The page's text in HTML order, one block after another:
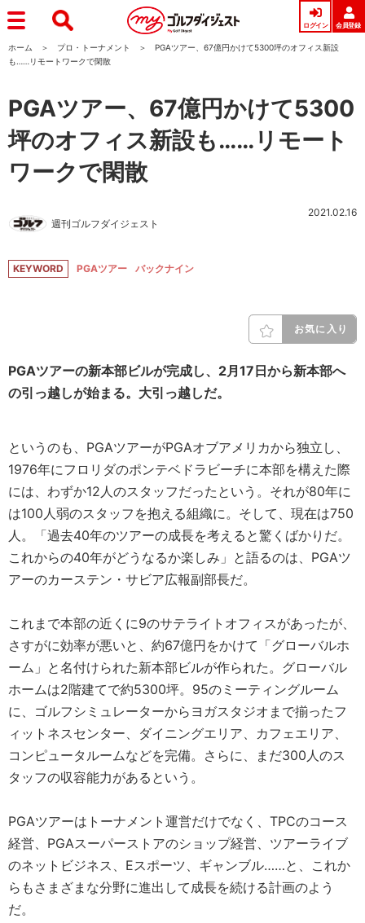
ログイン 会員登録
ホーム プロ・トーナメント
PGAツアー、67億円かけて5300坪のオフィス新設
も……リモートワークで閑散
PGAツアー、67億円かけて5300
坪のオフィス新設も……リモート
ワークで閑散
週刊ゴルフダイジェスト
2021.02.16
KEYWORD PGAツアー バックナイン
お気に入り
PGAツアーの新本部ビルが完成し、2月17日から新本部へ
の引っ越しが始まる。大引っ越しだ。
というのも、PGAツアーがPGAオブアメリカから独立し、
1976年にフロリダのポンテベドラビーチに本部を構えた際
には、わずか12人のスタッフだったという。それが80年に
は100人弱のスタッフを抱える組織に。そして、現在は750
人。「過去40年のツアーの成長を考えると驚くばかりだ。
これからの40年がどうなるか楽しみ」と語るのは、PGAツ
アーのカーステン・サビア広報副部長だ。
これまで本部の近くに9のサテライトオフィスがあったが、
さすがに効率が悪いと、約67億円をかけて「グローバルホ
ーム」と名付けられた新本部ビルが作られた。グローバル
ホームは2階建てで約5300坪。95のミーティングルーム
に、ゴルフシミュレーターからヨガスタジオまで揃ったフ
ィットネスセンター、ダイニングエリア、カフェエリア、
コンピュータルームなどを完備。さらに、まだ300人のス
タッフの収容能力があるという。
PGAツアーはトーナメント運営だけでなく、TPCのコース
経営、PGAスーパーストアのショップ経営、ツアーライブ
のネットビジネス、Eスポーツ、ギャンブル……と、これか
らもさまざまな分野に進出して成長を続ける計画のよう
だ。